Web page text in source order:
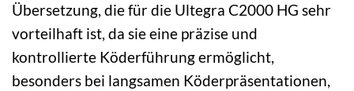
Übersetzung, die für die Ultegra C2000 HG sehr
vorteilhaft ist, da sie eine präzise und
kontrollierte Köderführung ermöglicht,
besonders bei langsamen Köderpräsentationen,